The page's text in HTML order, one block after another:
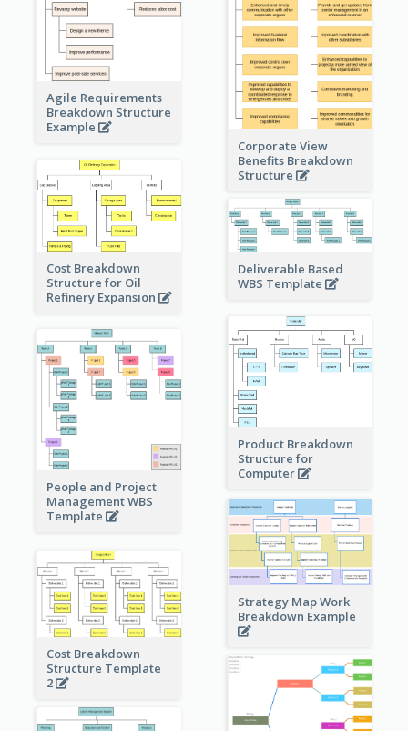
Agile Requirements
Breakdown Structure
Example
Corporate View
Benefits Breakdown
Structure
Cost Breakdown
Structure for Oil
Refinery Expansion
Deliverable Based
WBS Template
Product Breakdown
Structure for
Computer
People and Project
Management WBS
Template
Strategy Map Work
Breakdown Example
Cost Breakdown
Structure Template
2